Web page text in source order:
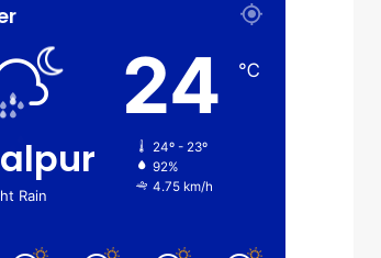
Rain
24 ℃
24º - 23º
92%
4.75 km/h